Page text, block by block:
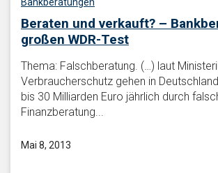
Bankberatungen
Beraten und verkauft? –
großen WDR-Test
Thema: Falschberatung. (…) laut
Verbraucherschutz gehen in
bis 30 Milliarden Euro jährlich durch
Finanzberatung...
Mai 8, 2013